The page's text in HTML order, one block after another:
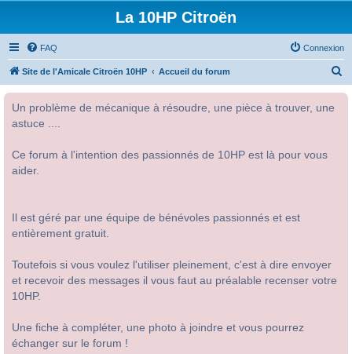
La 10HP Citroën
FAQ Connexion
Site de l'Amicale Citroën 10HP Accueil du forum
Un problème de mécanique à résoudre, une pièce à trouver, une
astuce ....
Ce forum à l'intention des passionnés de 10HP est là pour vous
aider.
Il est géré par une équipe de bénévoles passionnés et est
entièrement gratuit.
Toutefois si vous voulez l'utiliser pleinement, c'est à dire envoyer
et recevoir des messages il vous faut au préalable recenser votre
10HP.
Une fiche à compléter, une photo à joindre et vous pourrez
échanger sur le forum !